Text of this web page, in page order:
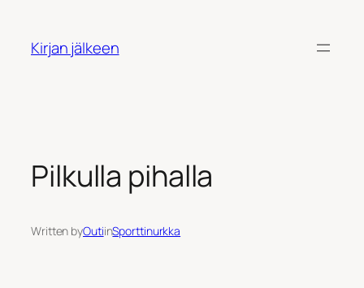
Kirjan jälkeen
Pilkulla pihalla
Written byOutiinSporttinurkka